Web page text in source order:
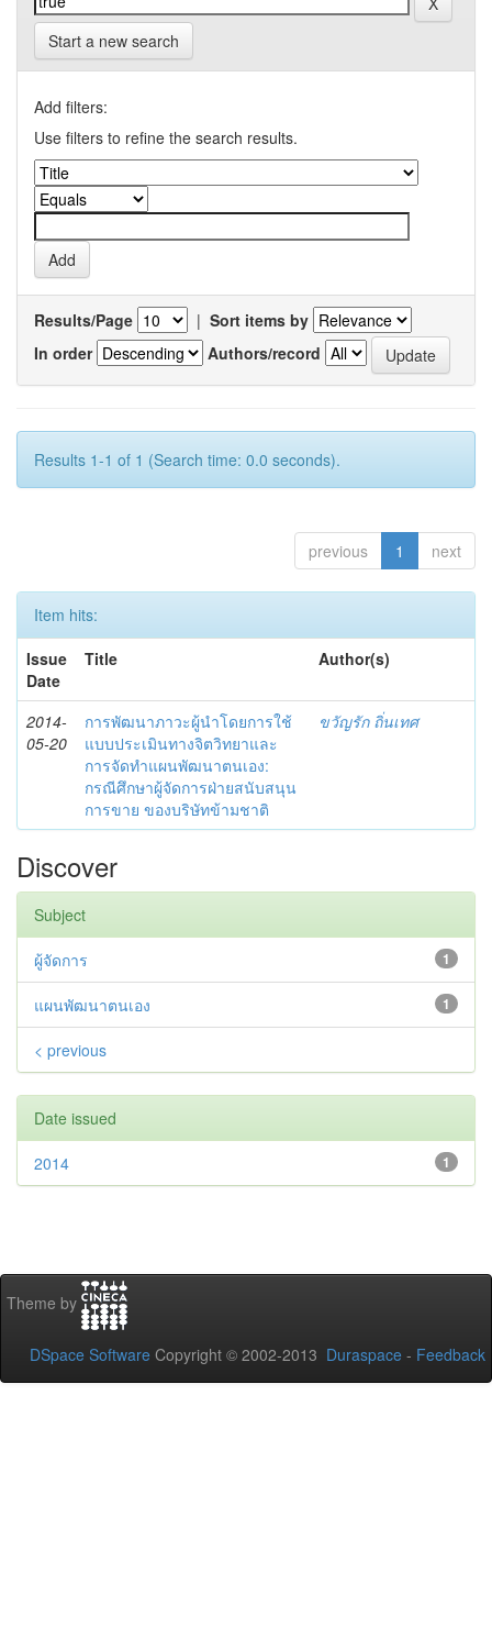
Start a new search
Add filters:
Use filters to refine the search results.
Results/Page | Sort items by
In order
Authors/record
Results 1-1 of 1 (Search time: 0.0 seconds).
previous 1 next
Item hits:
Issue
Date
Title Author(s)
2014-
05-20
การพัฒนาภาวะผู้นำโดยการใช้
แบบประเมินทางจิตวิทยาและ
การจัดทำแผนพัฒนาตนเอง:
กรณีศึกษาผู้จัดการฝ่ายสนับสนุน
การขาย ของบริษัทข้ามชาติ
ขวัญรัก ถิ่นเทศ
Discover
Subject
1
ผู้จัดการ
1
แผนพัฒนาตนเอง
< previous
Date issued
1
2014
Theme by
DSpace Software Copyright © 2002-2013 Duraspace - Feedback